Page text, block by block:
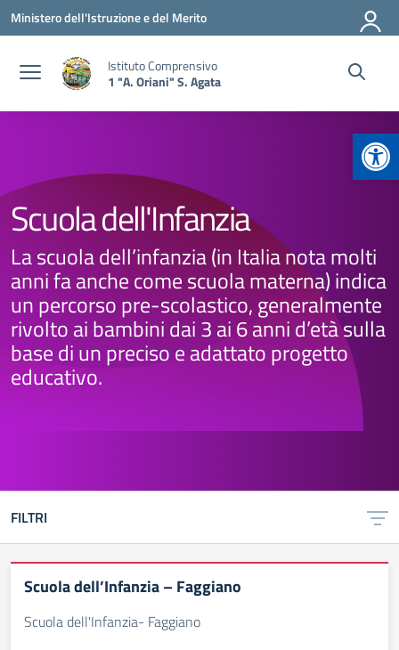
Vai ai contenuti
Vai al menu di navigazione
Vai al footer
Ministero dell'Istruzione e del Merito
Istituto Comprensivo
1 "A. Oriani" S. Agata
Scuola dell'Infanzia
La scuola dell’infanzia (in Italia nota molti
anni fa anche come scuola materna) indica
un percorso pre-scolastico, generalmente
rivolto ai bambini dai 3 ai 6 anni d’età sulla
base di un preciso e adattato progetto
educativo.
FILTRI
Scuola dell’Infanzia – Faggiano
Scuola dell'Infanzia- Faggiano